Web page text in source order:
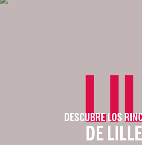
DESCUBRE LOS
DE LILLE